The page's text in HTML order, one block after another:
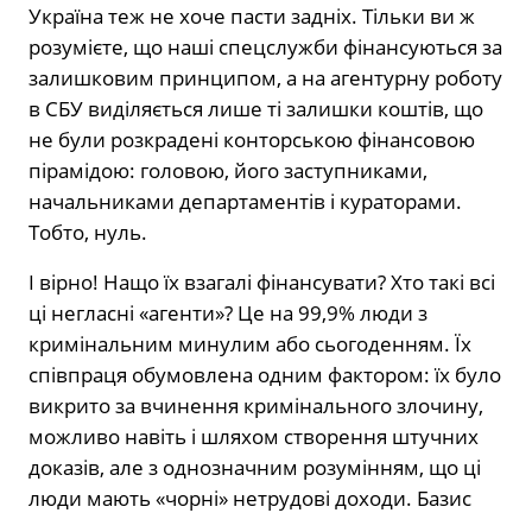
Україна теж не хоче пасти задніх. Тільки ви ж
розумієте, що наші спецслужби фінансуються за
залишковим принципом, а на агентурну роботу
в СБУ виділяється лише ті залишки коштів, що
не були розкрадені конторською фінансовою
пірамідою: головою, його заступниками,
начальниками департаментів і кураторами.
Тобто, нуль.
І вірно! Нащо їх взагалі фінансувати? Хто такі всі
ці негласні «агенти»? Це на 99,9% люди з
кримінальним минулим або сьогоденням. Їх
співпраця обумовлена одним фактором: їх було
викрито за вчинення кримінального злочину,
можливо навіть і шляхом створення штучних
доказів, але з однозначним розумінням, що ці
люди мають «чорні» нетрудові доходи. Базис